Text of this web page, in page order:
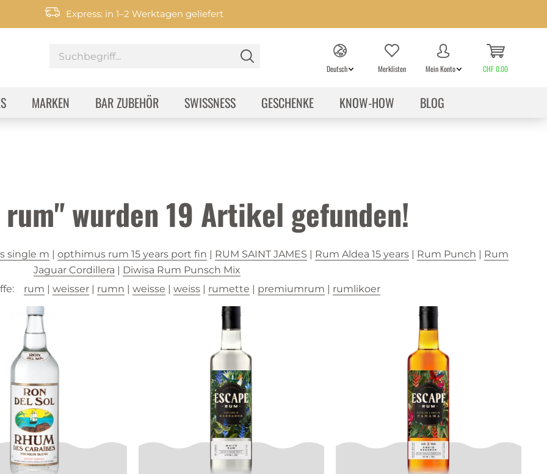
Express: in 1–2 Werktagen geliefert
Deutsch Merklisten Mein Konto CHF 0.00
MARKEN BAR ZUBEHÖR SWISSNESS GESCHENKE KNOW-HOW BLOG
wurden 19 Artikel gefunden!
single m | opthimus rum 15 years port fin | RUM SAINT JAMES | Rum Aldea 15 years| Rum Punch | Rum
Jaguar Cordillera | Diwisa Rum Punsch Mix
rum | weisser | rumn | weisse | weiss | rumette | premiumrum | rumlikoer